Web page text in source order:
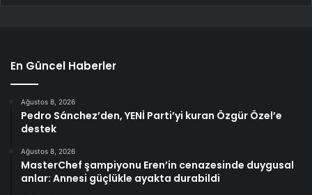
En Güncel Haberler
Ağustos 8, 2026
Pedro Sánchez’den, YENİ Parti’yi kuran Özgür Özel’e
destek
Ağustos 8, 2026
MasterChef şampiyonu Eren’in cenazesinde duygusal
anlar: Annesi güçlükle ayakta durabildi